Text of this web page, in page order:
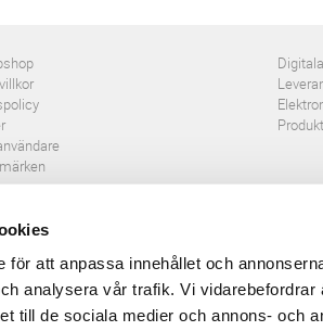
för att anpassa innehållet och
analysera vår trafik. Vi vidarebefordrar
till de sociala medier och annons- och